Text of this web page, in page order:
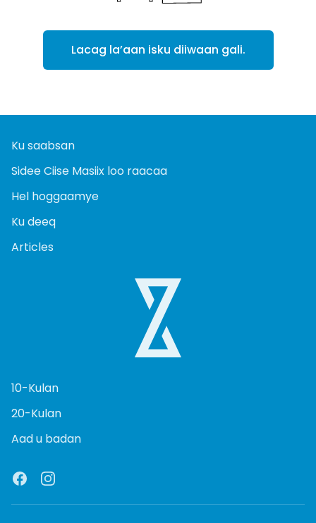
Lacag la’aan isku diiwaan gali.
Ku saabsan
Sidee Ciise Masiix loo raacaa
Hel hoggaamye
Ku deeq
Articles
10-Kulan
20-Kulan
Aad u badan